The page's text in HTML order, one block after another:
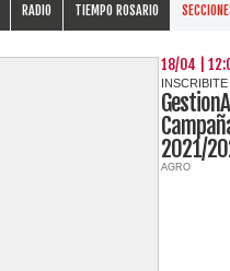
RADIO TIEMPO ROSARIO
18/04 |
2021/
AGRO